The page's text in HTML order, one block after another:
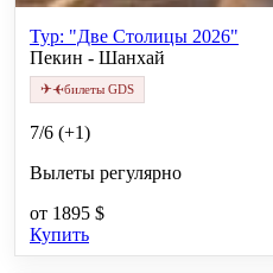
Тур: "Две Столицы 2026"
Пекин - Шанхай
✈✈билеты GDS
7/6 (+1)
Вылеты регулярно
от 1895 $
Купить